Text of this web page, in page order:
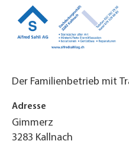
Der Familienbetrieb mit
Adresse
Gimmerz
3283 Kallnach